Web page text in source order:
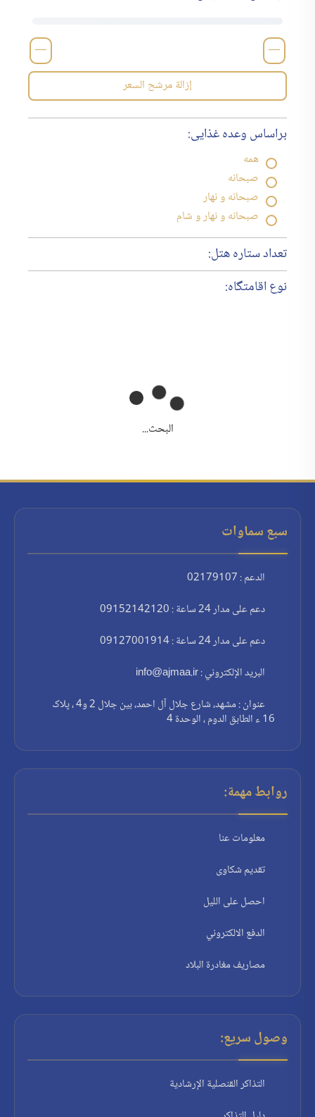
—
—
إزالة مرشح السعر
براساس وعده غذایی:
همه
صبحانه
صبحانه و نهار
صبحانه و نهار و شام
تعداد ستاره هتل:
نوع اقامتگاه:
البحث...
سبع سماوات
الدعم : 02179107
دعم على مدار 24 ساعة : 09152142120
دعم على مدار 24 ساعة : 09127001914
البريد الإلكتروني : info@ajmaa.ir
عنوان : مشهد، شارع جلال آل احمد، بين جلال 2 و4 ، پلاک
16 ء الطابق الدوم ، الوحدة 4
روابط مهمة:
معلومات عنا
تقديم شكاوى
احصل على الليل
الدفع الالكتروني
مصاريف مغادرة البلاد
وصول سريع:
التذاكر القنصلية الإرشادية